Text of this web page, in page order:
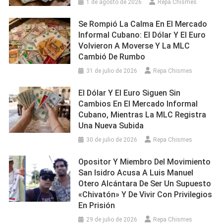
1 de agosto de 2026 Repa Chismes
Se Rompió La Calma En El Mercado
Informal Cubano: El Dólar Y El Euro
Volvieron A Moverse Y La MLC
Cambió De Rumbo
31 de julio de 2026 Repa Chismes
El Dólar Y El Euro Siguen Sin
Cambios En El Mercado Informal
Cubano, Mientras La MLC Registra
Una Nueva Subida
30 de julio de 2026 Repa Chismes
Opositor Y Miembro Del Movimiento
San Isidro Acusa A Luis Manuel
Otero Alcántara De Ser Un Supuesto
«chivatón» Y De Vivir Con Privilegios
En Prisión
29 de julio de 2026 Repa Chismes